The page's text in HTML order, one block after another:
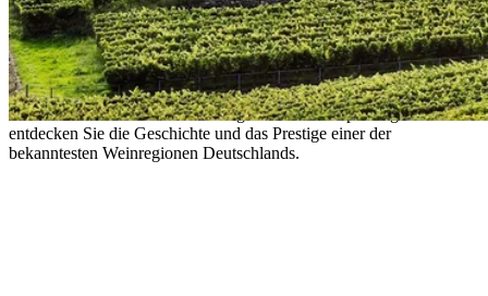
Rheingau: Deutschlands berühmteste
Weinregion
Von trockenen und süßen Rieslingen bis hin zu Spätburgunder –
entdecken Sie die Geschichte und das Prestige einer der
bekanntesten Weinregionen Deutschlands.